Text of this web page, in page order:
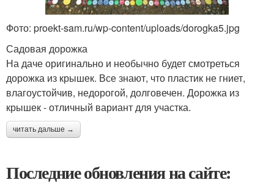
Фото: proekt-sam.ru/wp-content/uploads/dorogka5.jpg
Садовая дорожка
На даче оригинально и необычно будет смотреться
дорожка из крышек. Все знают, что пластик не гниет,
влагоустойчив, недорогой, долговечен. Дорожка из
крышек - отличный вариант для участка.
читать дальше →
Последние обновления на сайте: